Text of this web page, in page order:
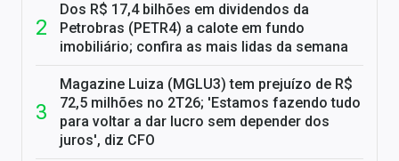
Dos R$ 17,4 bilhões em dividendos da
Petrobras (PETR4) a calote em fundo
imobiliário; confira as mais lidas da semana
Magazine Luiza (MGLU3) tem prejuízo de R$
72,5 milhões no 2T26; 'Estamos fazendo tudo
para voltar a dar lucro sem depender dos
juros', diz CFO